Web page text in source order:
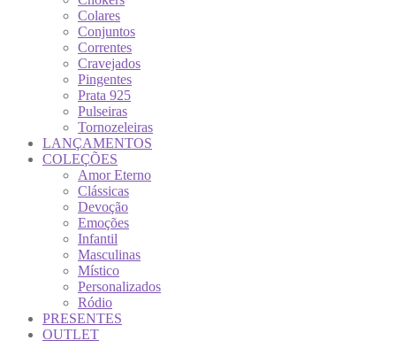
Colares
Conjuntos
Correntes
Cravejados
Pingentes
Prata 925
Pulseiras
Tornozeleiras
LANÇAMENTOS
COLEÇÕES
Amor Eterno
Clássicas
Devoção
Emoções
Infantil
Masculinas
Místico
Personalizados
Ródio
PRESENTES
OUTLET